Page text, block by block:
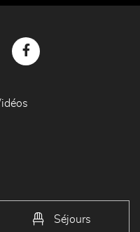
Séjours